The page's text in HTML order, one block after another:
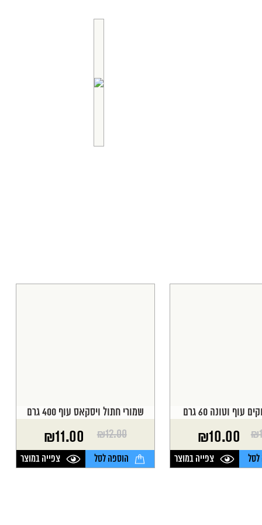
עוף וטונה 60 גרם
₪
₪10.00
צפייה במוצר
שמורי חתול ויסקאס עוף 400 גרם
₪12.00
המחיר
המקורי
היה:
₪11.00
המחיר
הנוכחי
הוא:
הוספה לסל צפייה במוצר